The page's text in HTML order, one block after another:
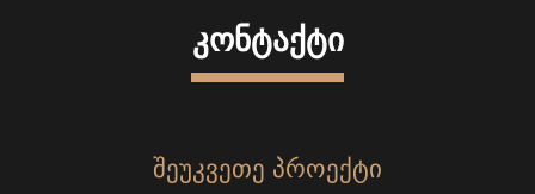
ᲙᲝᲜᲢᲐᲥᲢᲘ
ᲨᲔᲣᲙᲕᲔᲗᲔ ᲞᲠᲝᲔᲥᲢᲘ